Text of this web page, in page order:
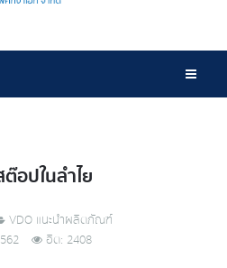
อปในลำไย
VDO แนะนำผลิตภัณฑ์
ฮิต: 2408